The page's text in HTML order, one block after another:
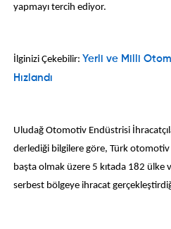
yapmayı tercih ediyor.
İlginizi Çekebilir: Yerli ve Milli
Hızlandı
Uludağ Otomotiv Endüstrisi
derlediği bilgilere göre, Türk
başta olmak üzere 5 kıtada 182 ülke
serbest bölgeye ihracat